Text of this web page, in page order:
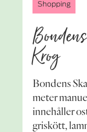
Shopping
Krog
Bondens
meter
innehåller
griskött,